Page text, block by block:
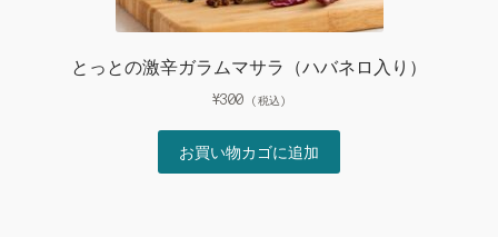
とっとの激辛ガラムマサラ（ハバネロ入り）
¥300 (税込)
お買い物カゴに追加